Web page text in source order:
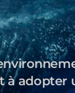
à